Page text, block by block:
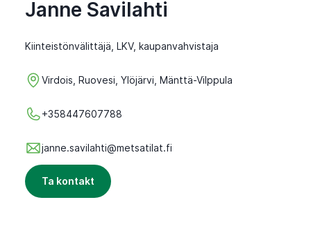
Janne Savilahti
Kiinteistönvälittäjä, LKV, kaupanvahvistaja
Virdois, Ruovesi, Ylöjärvi, Mänttä-Vilppula
+358447607788
janne.savilahti@metsatilat.fi
Ta kontakt